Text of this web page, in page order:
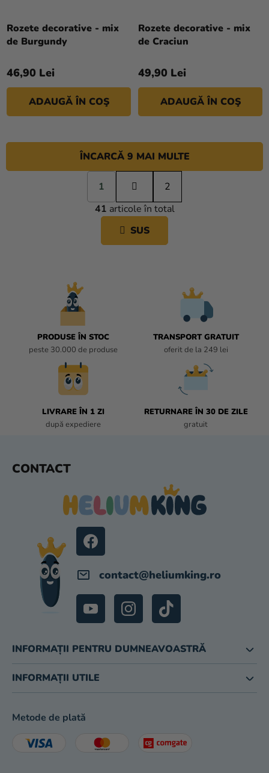
Rozete decorative - mix
de Burgundy
46,90 Lei
ADAUGĂ ÎN COŞ
Rozete decorative - mix
de Craciun
49,90 Lei
ADAUGĂ ÎN COŞ
C
O
N
T
ÎNCARCĂ 9 MAI MULTE
P
a
g
i
a
r
1
2
41 articole în total
SUS
PRODUSE ÎN STOC
peste 30.000 de produse
TRANSPORT GRATUIT
oferit de la 249 lei
LIVRARE ÎN 1 ZI
după expediere
RETURNARE ÎN 30 DE ZILE
gratuit
CONTACT
contact@heliumking.ro
INFORMAȚII PENTRU DUMNEAVOASTRĂ
INFORMAȚII UTILE
Metode de plată